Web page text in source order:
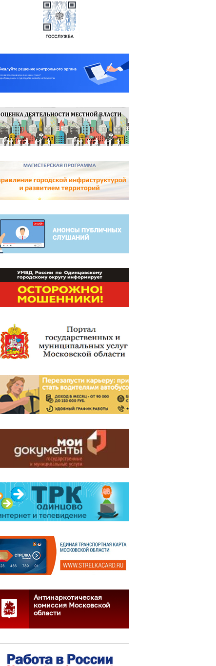
Антинаркотическая
комиссия Московской
области